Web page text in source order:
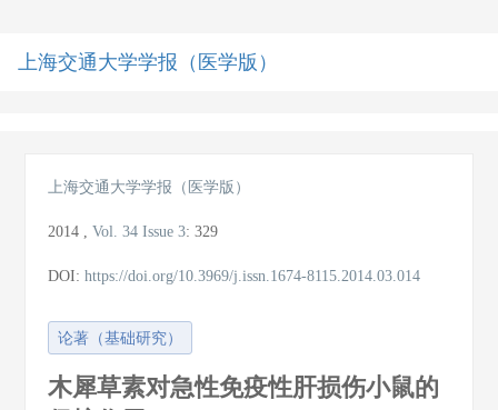
上海交通大学学报（医学版）
上海交通大学学报（医学版）
2014 ,Vol. 34 Issue 3:329
DOI:https://doi.org/10.3969/j.issn.1674-8115.2014.03.014
论著（基础研究）
木犀草素对急性免疫性肝损伤小鼠的